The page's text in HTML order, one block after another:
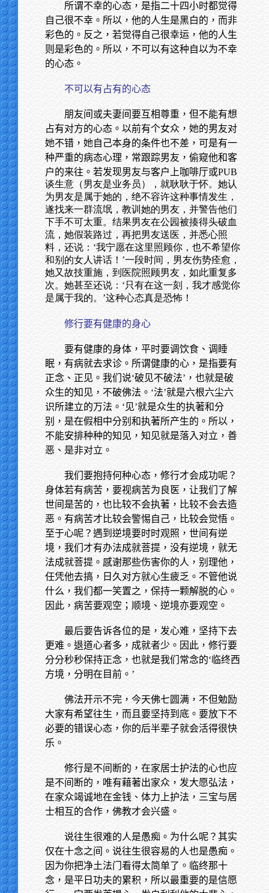
所谓不幸的心态，是指二十四小时都觉得
自己很不幸。所以，他的人生是黑白的，而非
彩色的。反之，若觉得自己很幸运，他的人生
则是彩色的。所以，不可以有这种自以为不幸
的心态。
不可以有占有的心态
朋友间或夫妻间要互相尊重，但不能有想
占有对方的心态。以前有个女众，她的男友对
她不错，她自己本身的条件也不差，可是有一
种严重的病态心理，常跟踪男友，偷窥他和客
户的来往。若发现男友与客户上咖啡厅或PUB
谈生意（男友是业务员），就耿耿于怀。她认
为男友是属于她的，绝不容许这种事情发生，
遂找来一群流氓，教训她的男友，并警告他们
下手不可太重。结果男友在公园被揍得头破血
流，她假装路过，再把男友送医，并悉心照
料，还说：‘我宁愿在这里照顾你，也不希望你
和别的女人讲话！’一段时间，男友伤势痊愈，
她又故技重施，到医院照顾男友，如此重复多
次。她甚至还说：‘只有在这一刻，我才感觉你
是属于我的。’这种心态真是恐怖！
修行要有健康的身心
要有健康的身体，平时要调饮食、调睡
眠，有病就去求诊。所谓健康的心，是指要有
正念、正见。我们说‘破见不破法’，也就是破
众生的知见，不破佛法。‘法’就是六根六尘六
识所建立的万法。‘见’就是众生的执著和分
别，是在假相中分别和执著所产生的。所以，
不能安排种种的知见，知见就是落入对立，善
恶、是非对立。
我们要抱持何种心态，修行才会成功呢？
身体若有病苦，要视病苦为良医，让我们了解
世间是苦的，也比较不会执著，比较不会去造
恶。有病苦才比较会警惕自己，比较会觉悟。
至于心呢？遇到逆境要时时观照，世间有逆
境，我们才有办法成就菩提，没有逆境，就无
法成就菩提。感谢那些伤害你的人，别理他，
任凭他去搞，日久对方就心生疲乏。不管他说
什么，我们都一笑置之，保持一颗解脱的心。
因此，病苦要观空；顺境、逆境亦要观空。
最后要告诉各位的是，发心难，坚持下去
更难。退道心者多，成就者少。因此，修行要
分分秒秒保持正念，也就是我们常念的‘临终西
方境，分明在目前。’
佛法开示不完，今天佛七圆满，不但勉励
大家有希望往生，而且要坚持到底。要放下不
必要的错误心态，你的后半辈子就会活得很快
乐。
修行是不间断的，在家居士护法的心也应
是不间断的，唯有藉著出家众，发大愿弘法，
在家众竭诚地在金钱、体力上护法，三宝与居
士相互的合作，佛教才会兴盛。
说往生很难的人是愚痴。为什么呢？其实
仅在十念之间。说往生很容易的人也是愚痴。
因为你把净土法门看得太简单了。临终那十
念，是平日功夫的累积，所以最重要的是信愿